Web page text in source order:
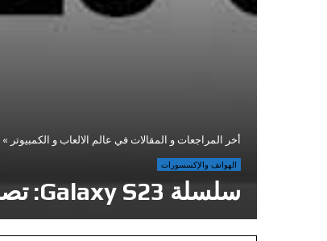
أخر المراجعات و المقالات في عالم الالعاب و الكمبيوتر »
الهواتف والإكسسورات
سلسلة Galaxy S23: تصميم يأخذ في الحسبان كوكب الأرض